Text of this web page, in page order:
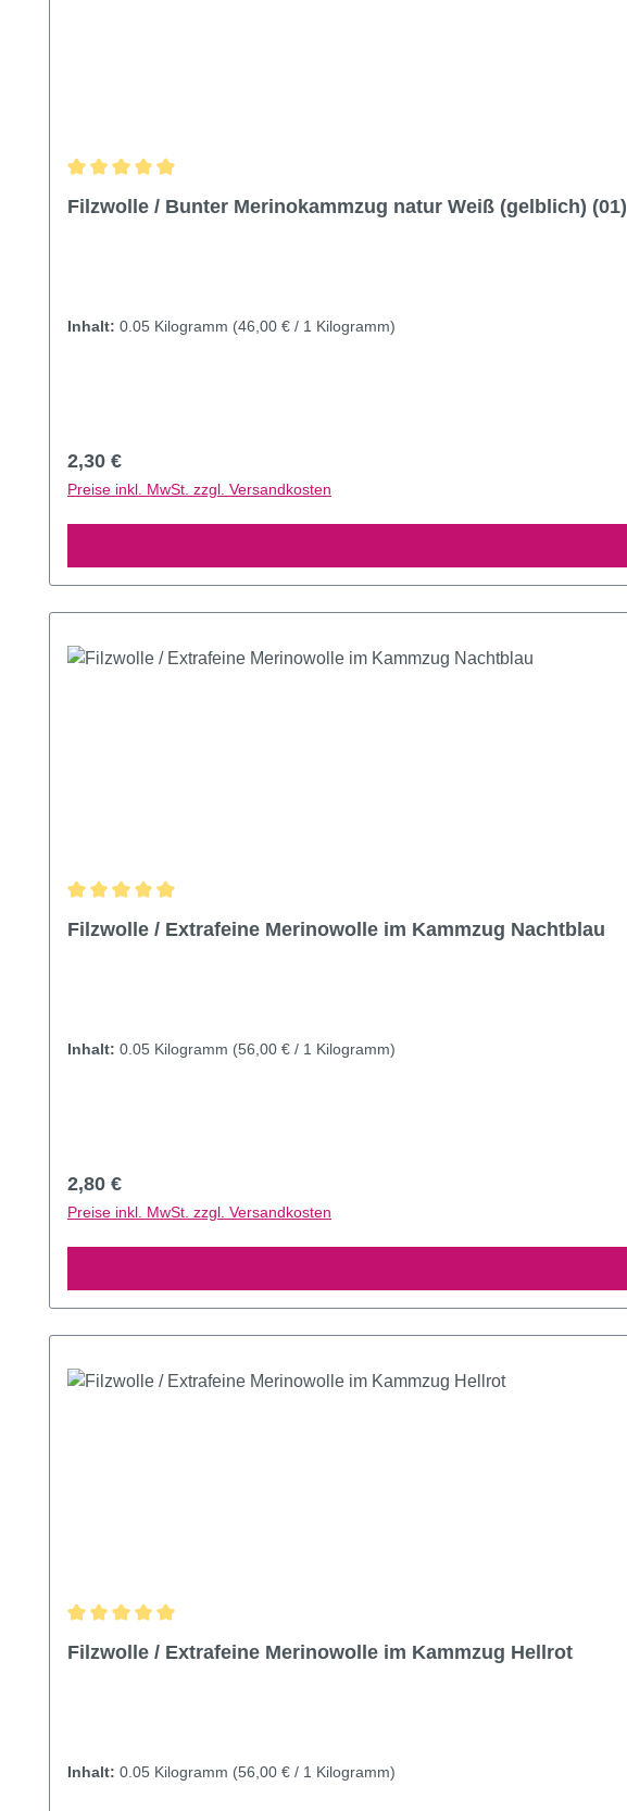
Durchschnittliche Bewertung von 4.9 von 5 Sternen
Filzwolle / Bunter Merinokammzug natur Weiß (gelblich) (01)
Inhalt: 0.05 Kilogramm (46,00 € / 1 Kilogramm)
Regulärer Preis:
2,30 €
Preise inkl. MwSt. zzgl. Versandkosten
Durchschnittliche Bewertung von 4.89 von 5 Sternen
Filzwolle / Extrafeine Merinowolle im Kammzug Nachtblau
Inhalt: 0.05 Kilogramm (56,00 € / 1 Kilogramm)
Regulärer Preis:
2,80 €
Preise inkl. MwSt. zzgl. Versandkosten
Durchschnittliche Bewertung von 5 von 5 Sternen
Filzwolle / Extrafeine Merinowolle im Kammzug Hellrot
Inhalt: 0.05 Kilogramm (56,00 € / 1 Kilogramm)